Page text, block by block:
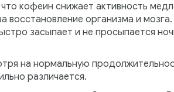
кофеин снижает активность
восстановление организма и
засыпает и не просыпается
на нормальную
различается.